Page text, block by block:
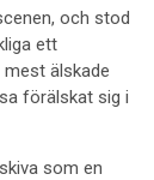
och stod
ett
mest älskade
förälskat sig i
som en